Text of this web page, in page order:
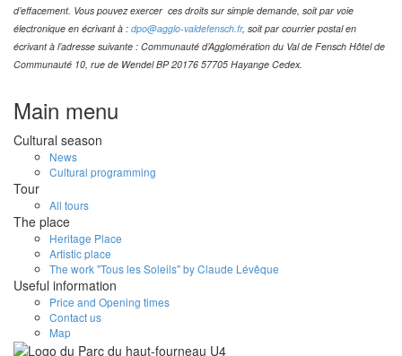
d’effacement. Vous pouvez exercer ces droits sur simple demande, soit par voie
électronique en écrivant à : dpo@agglo-valdefensch.fr, soit par courrier postal en
écrivant à l’adresse suivante : Communauté d’Agglomération du Val de Fensch Hôtel de
Communauté 10, rue de Wendel BP 20176 57705 Hayange Cedex.
Main menu
Cultural season
News
Cultural programming
Tour
All tours
The place
Heritage Place
Artistic place
The work "Tous les Soleils" by Claude Lévêque
Useful information
Price and Opening times
Contact us
Map